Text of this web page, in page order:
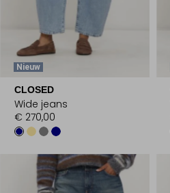
Nieuw
CLOSED
Wide jeans
€ 270,00